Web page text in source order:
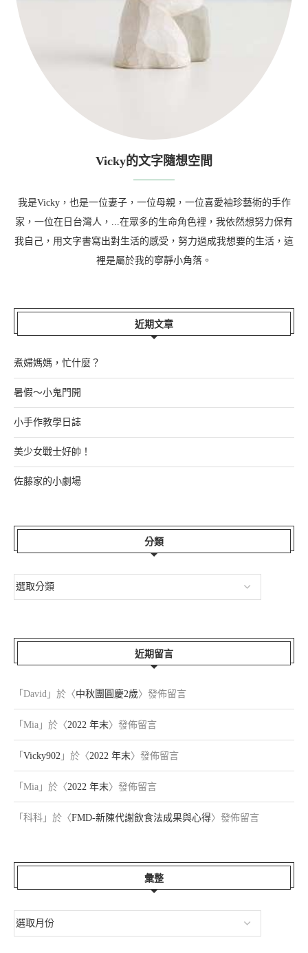
Vicky的文字隨想空間
我是Vicky，也是一位妻子，一位母親，一位喜愛袖珍藝術的手作
家，一位在日台灣人，...在眾多的生命角色裡，我依然想努力保有
我自己，用文字書寫出對生活的感受，努力過成我想要的生活，這
裡是屬於我的寧靜小角落。
近期文章
煮婦媽媽，忙什麼？
暑假～小鬼門開
小手作教學日誌
美少女戰士好帥！
佐藤家的小劇場
分類
近期留言
「 David 」於〈中秋團圓慶2歲〉發佈留言
「 Mia 」於〈2022 年末〉發佈留言
「 Vicky902 」於〈2022 年末〉發佈留言
「 Mia 」於〈2022 年末〉發佈留言
「 科科 」於〈FMD-新陳代謝飲食法成果與心得〉發佈留言
彙整